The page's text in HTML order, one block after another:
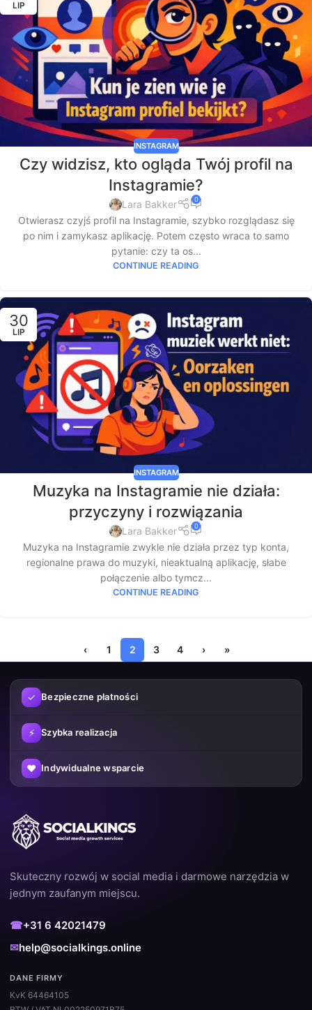
LIP
INSTAGRAM
Czy widzisz, kto ogląda Twój profil na
Instagramie?
Lara Bakker 0
Otwierasz czyjś profil na Instagramie, szybko rozglądasz się
po nim i zamykasz aplikację. Potem często wraca to samo
pytanie: czy ta os...
CONTINUE READING
30
LIP
INSTAGRAM
Muzyka na Instagramie nie działa:
przyczyny i rozwiązania
Lara Bakker 0
Muzyka na Instagramie zwykle nie działa przez typ konta,
regionalne prawa do muzyki, nieaktualną aplikację, słabe
połączenie albo tymcz...
CONTINUE READING
‹ 1 2 3 4 › »
✓ Bezpieczne płatności
⚡ Szybka realizacja
♥ Indywidualne wsparcie
Skuteczny rozwój w social media i darmowe narzędzia w
jednym zaufanym miejscu.
☎+31 6 42021479
✉help@socialkings.online
DANE FIRMY
KvK 64464105